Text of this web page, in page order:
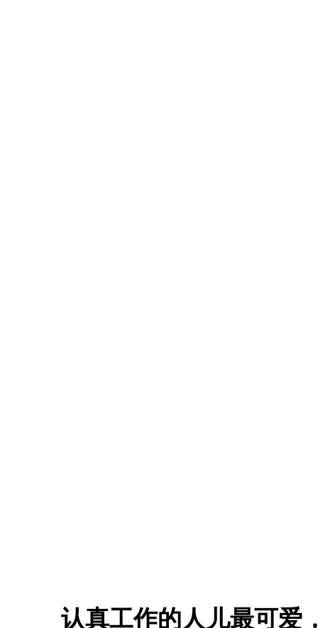
认真工作的人儿最可